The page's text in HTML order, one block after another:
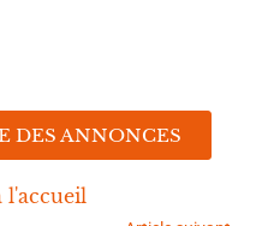
DES ANNONCES
l'accueil